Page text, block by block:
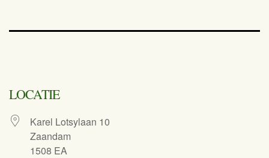
LOCATIE
Karel Lotsylaan 10
Zaandam
1508 EA